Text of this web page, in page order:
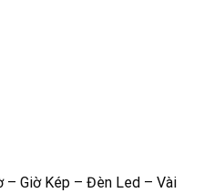
– Giờ Kép – Đèn Led – Vài